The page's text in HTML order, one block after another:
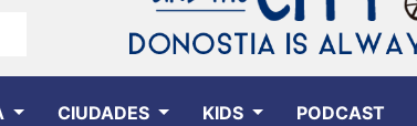
CIUDADES KIDS PODCAST